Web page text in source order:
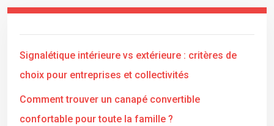
Signalétique intérieure vs extérieure : critères de
choix pour entreprises et collectivités
Comment trouver un canapé convertible
confortable pour toute la famille ?